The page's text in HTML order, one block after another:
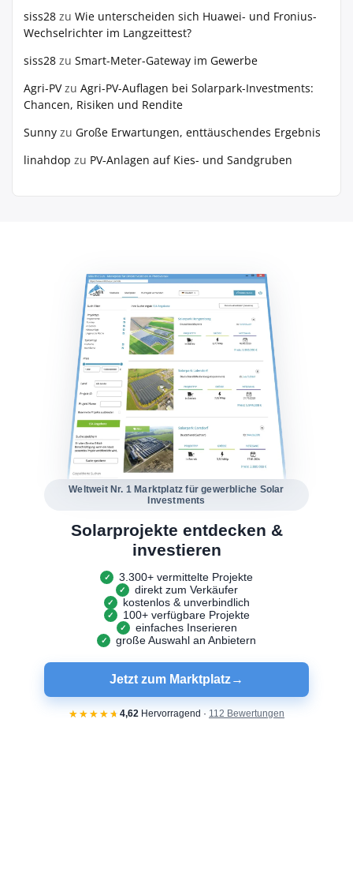
siss28 zu Wie unterscheiden sich Huawei- und Fronius-
Wechselrichter im Langzeittest?
siss28 zu Smart-Meter-Gateway im Gewerbe
Agri-PVzu Agri-PV-Auflagen bei Solarpark-Investments:
Chancen, Risiken und Rendite
Sunny zu Große Erwartungen, enttäuschendes Ergebnis
linahdop zu PV‑Anlagen auf Kies- und Sandgruben